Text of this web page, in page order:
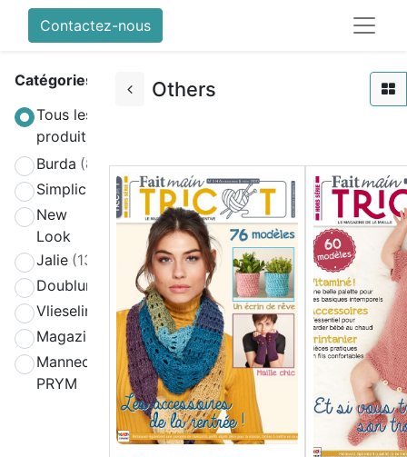
Contactez-nous
Catégories
Tous les
produits
Burda (808)
Simplicity
(580)
New
Look
(270)
Jalie (139)
Doublure
Vlieseline
(64)
Magazines
(19)
Mannequin
PRYM
(4)
Others